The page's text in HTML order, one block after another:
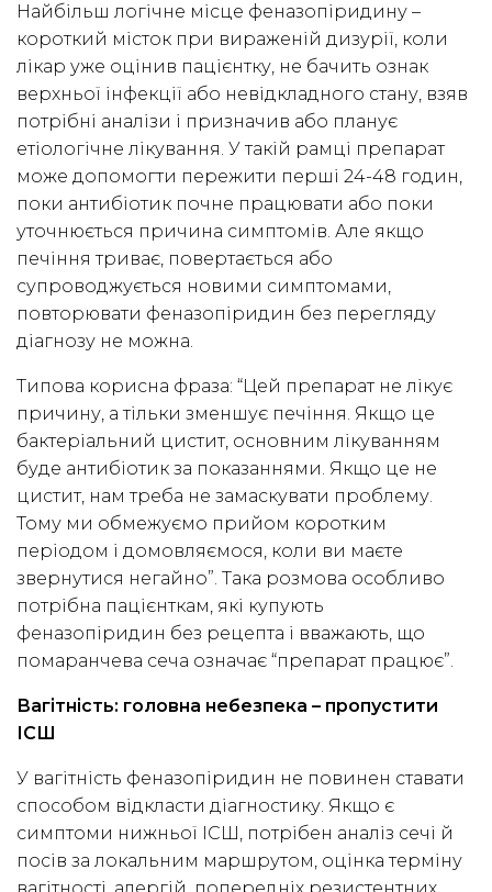
Найбільш логічне місце феназопіридину –
короткий місток при вираженій дизурії, коли
лікар уже оцінив пацієнтку, не бачить ознак
верхньої інфекції або невідкладного стану, взяв
потрібні аналізи і призначив або планує
етіологічне лікування. У такій рамці препарат
може допомогти пережити перші 24-48 годин,
поки антибіотик почне працювати або поки
уточнюється причина симптомів. Але якщо
печіння триває, повертається або
супроводжується новими симптомами,
повторювати феназопіридин без перегляду
діагнозу не можна.
Типова корисна фраза: “Цей препарат не лікує
причину, а тільки зменшує печіння. Якщо це
бактеріальний цистит, основним лікуванням
буде антибіотик за показаннями. Якщо це не
цистит, нам треба не замаскувати проблему.
Тому ми обмежуємо прийом коротким
періодом і домовляємося, коли ви маєте
звернутися негайно”. Така розмова особливо
потрібна пацієнткам, які купують
феназопіридин без рецепта і вважають, що
помаранчева сеча означає “препарат працює”.
Вагітність: головна небезпека – пропустити
ІСШ
У вагітність феназопіридин не повинен ставати
способом відкласти діагностику. Якщо є
симптоми нижньої ІСШ, потрібен аналіз сечі й
посів за локальним маршрутом, оцінка терміну